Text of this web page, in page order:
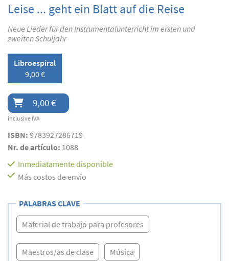
Leise ... geht ein Blatt auf die Reise
Neue Lieder für den Instrumentalunterricht im ersten und
zweiten Schuljahr
Libroespiral
9,00 €
9,00 €
inclusive IVA
ISBN: 9783927286719
Nr. de artículo: 1088
Inmediatamente disponible
Más costos de envío
PALABRAS CLAVE
Material de trabajo para profesores
Maestros/as de clase Música